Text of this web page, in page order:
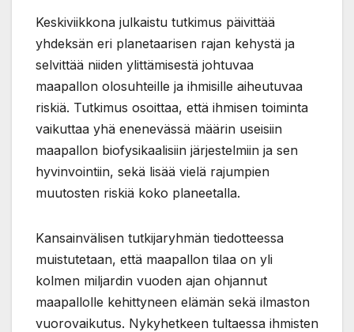
Keskiviikkona julkaistu tutkimus päivittää
yhdeksän eri planetaarisen rajan kehystä ja
selvittää niiden ylittämisestä johtuvaa
maapallon olosuhteille ja ihmisille aiheutuvaa
riskiä. Tutkimus osoittaa, että ihmisen toiminta
vaikuttaa yhä enenevässä määrin useisiin
maapallon biofysikaalisiin järjestelmiin ja sen
hyvinvointiin, sekä lisää vielä rajumpien
muutosten riskiä koko planeetalla.
Kansainvälisen tutkijaryhmän tiedotteessa
muistutetaan, että maapallon tilaa on yli
kolmen miljardin vuoden ajan ohjannut
maapallolle kehittyneen elämän sekä ilmaston
vuorovaikutus. Nykyhetkeen tultaessa ihmisten